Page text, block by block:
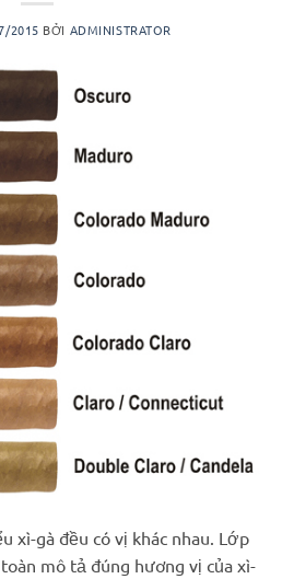
2015 BỞI ADMINISTRATOR
xì-gà đều có vị khác nhau. Lớp
mô tả đúng hương vị của xì-